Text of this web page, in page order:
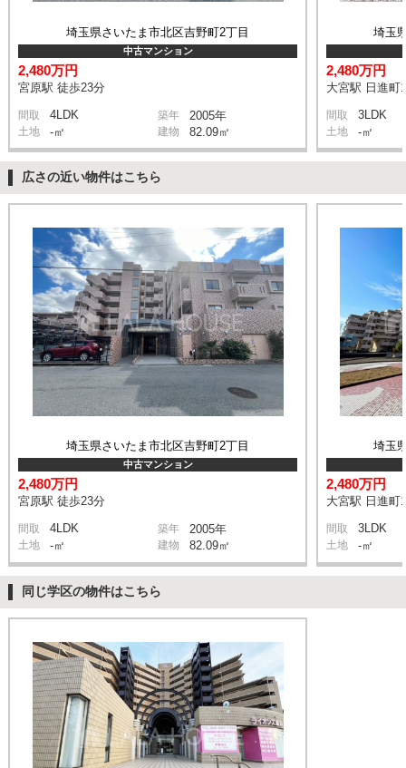
埼玉県さいたま市北区吉野町2丁目
中古マンション
2,480万円
宮原駅 徒歩23分
間取 4LDK 築年 2005年
土地 -㎡ 建物 82.09㎡
埼玉
2,480万円
大宮駅 日進町
間取 3LDK
土地 -㎡
広さの近い物件はこちら
埼玉県さいたま市北区吉野町2丁目
中古マンション
2,480万円
宮原駅 徒歩23分
間取 4LDK 築年 2005年
土地 -㎡ 建物 82.09㎡
埼玉
2,480万円
大宮駅 日進町
間取 3LDK
土地 -㎡
同じ学区の物件はこちら